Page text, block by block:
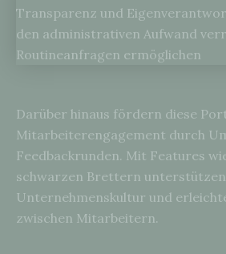
Darüber hinaus fördern diese
Mitarbeiterengagement durch
Feedbackrunden. Mit Features
schwarzen Brettern unterstützen
Unternehmenskultur und
zwischen Mitarbeitern.